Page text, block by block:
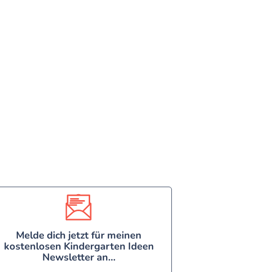
Melde dich jetzt für meinen
kostenlosen Kindergarten Ideen
Newsletter an...